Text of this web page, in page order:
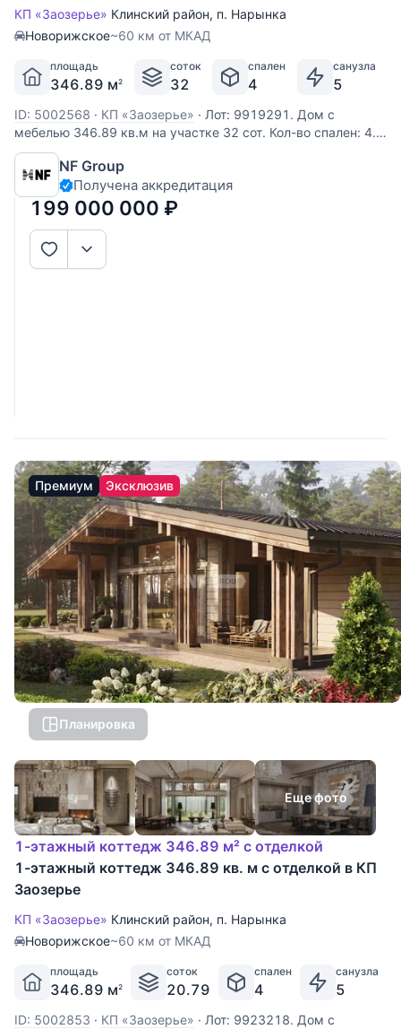
КП «Заозерье» Клинский район, п. Нарынка
Новорижское~60 км от МКАД
площадь
346.89 м2
соток
32
спален
4
санузла
5
ID: 5002568 · КП «Заозерье» · Лот: 9919291. Дом с
мебелью 346.89 кв.м на участке 32 cот. Кол-во спален: 4.
Кол-во с/у: 5. Поселок «ЗаОзерье». Новорижское шоссе,
60 км от МКАД. Без комиссии для покупателя.
Выполненные из деревянного бруса, увеличенного
размера, виллы формируют
NF Group
Получена аккредитация
199 000 000 ₽
Премиум Эксклюзив
Планировка
Еще фото
1-этажный коттедж 346.89 м² с отделкой
1-этажный коттедж 346.89 кв. м с отделкой в КП
Заозерье
КП «Заозерье» Клинский район, п. Нарынка
Новорижское~60 км от МКАД
площадь
346.89 м2
соток
20.79
спален
4
санузла
5
ID: 5002853 · КП «Заозерье» · Лот: 9923218. Дом с